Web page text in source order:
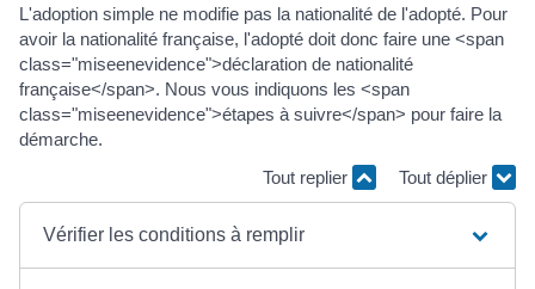
L'adoption simple ne modifie pas la nationalité de l'adopté. Pour
avoir la nationalité française, l'adopté doit donc faire une <span
class="miseenevidence">déclaration de nationalité
française</span>. Nous vous indiquons les <span
class="miseenevidence">étapes à suivre</span> pour faire la
démarche.
Tout replier
Tout déplier
Vérifier les conditions à remplir